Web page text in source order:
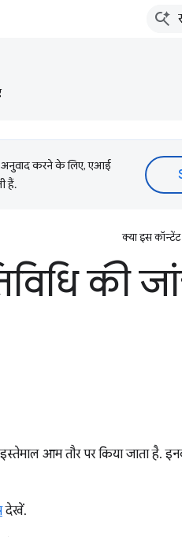
अनुवाद करने के लिए, एआई
हैं.
क्या इस
की
आम तौर पर किया जाता है.
देखें.